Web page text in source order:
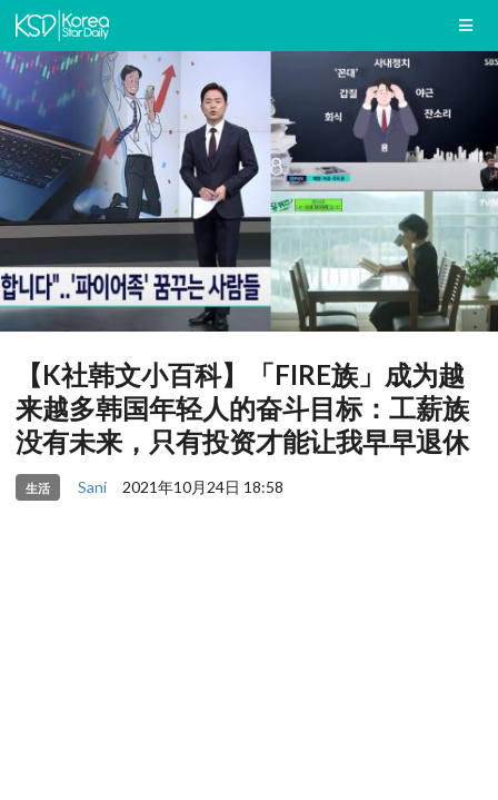
【K社韩文小百科】「FIRE族」成为越
来越多韩国年轻人的奋斗目标：工薪族
没有未来，只有投资才能让我早早退休
生活 Sani 2021年10月24日 18:58